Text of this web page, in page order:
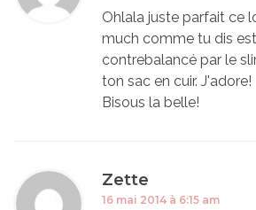
Ohlala juste parfait ce
much comme tu dis
contrebalancé par le
ton sac en cuir. J'adore!
Bisous la belle!
Zette
16 mai 2014 à 6:15 am